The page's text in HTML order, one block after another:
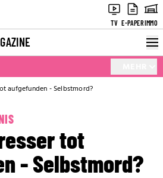
TV E-PAPERIMMO
aufgefunden - Selbstmord?
tot
- Selbstmord?